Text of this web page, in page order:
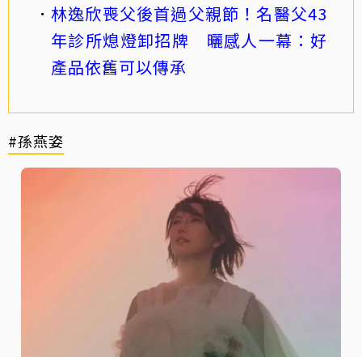
林逸欣喪父後首過父親節！名醫父43
年診所熄燈卸招牌 曬感人一幕：好
產品依舊可以傳承
#孫燕姿